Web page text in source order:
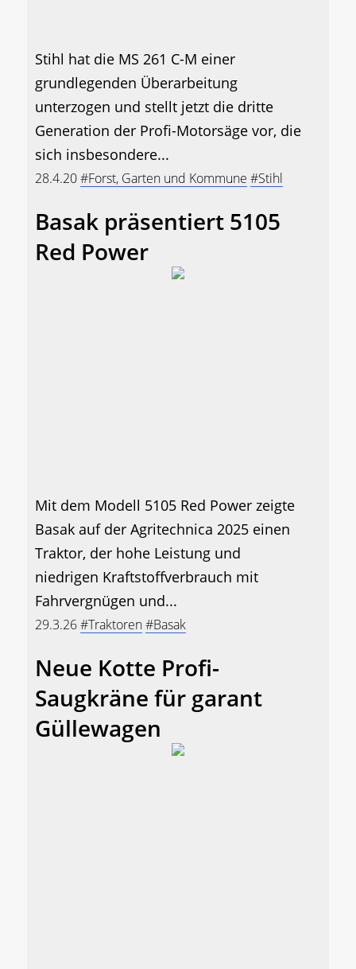
Stihl hat die MS 261 C-M einer
grundlegenden Überarbeitung
unterzogen und stellt jetzt die dritte
Generation der Profi-Motorsäge vor, die
sich insbesondere...
28.4.20#Forst, Garten und Kommune #Stihl
Basak präsentiert 5105
Red Power
Mit dem Modell 5105 Red Power zeigte
Basak auf der Agritechnica 2025 einen
Traktor, der hohe Leistung und
niedrigen Kraftstoffverbrauch mit
Fahrvergnügen und...
29.3.26#Traktoren#Basak
Neue Kotte Profi-
Saugkräne für garant
Güllewagen